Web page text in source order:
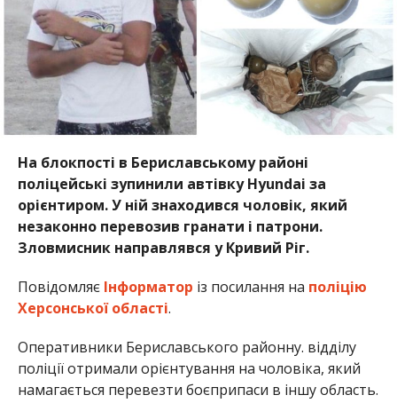
На блокпості в Бериславському районі
поліцейські зупинили автівку Hyundai за
орієнтиром. У ній знаходився чоловік, який
незаконно перевозив гранати і патрони.
Зловмисник направлявся у Кривий Ріг.
Повідомляє Інформатор із посилання на поліцію
Херсонської області.
Оперативники Бериславського районну. відділу
поліції отримали орієнтування на чоловіка, який
намагається перевезти боєприпаси в іншу область.